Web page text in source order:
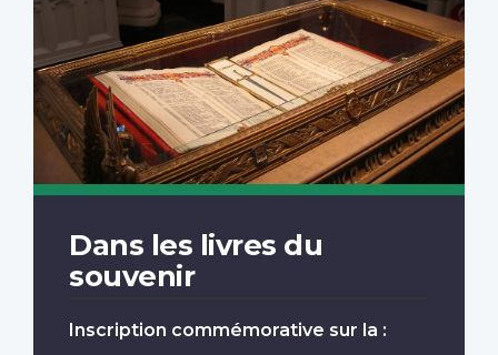
Dans les livres du
souvenir
Inscription commémorative sur la :